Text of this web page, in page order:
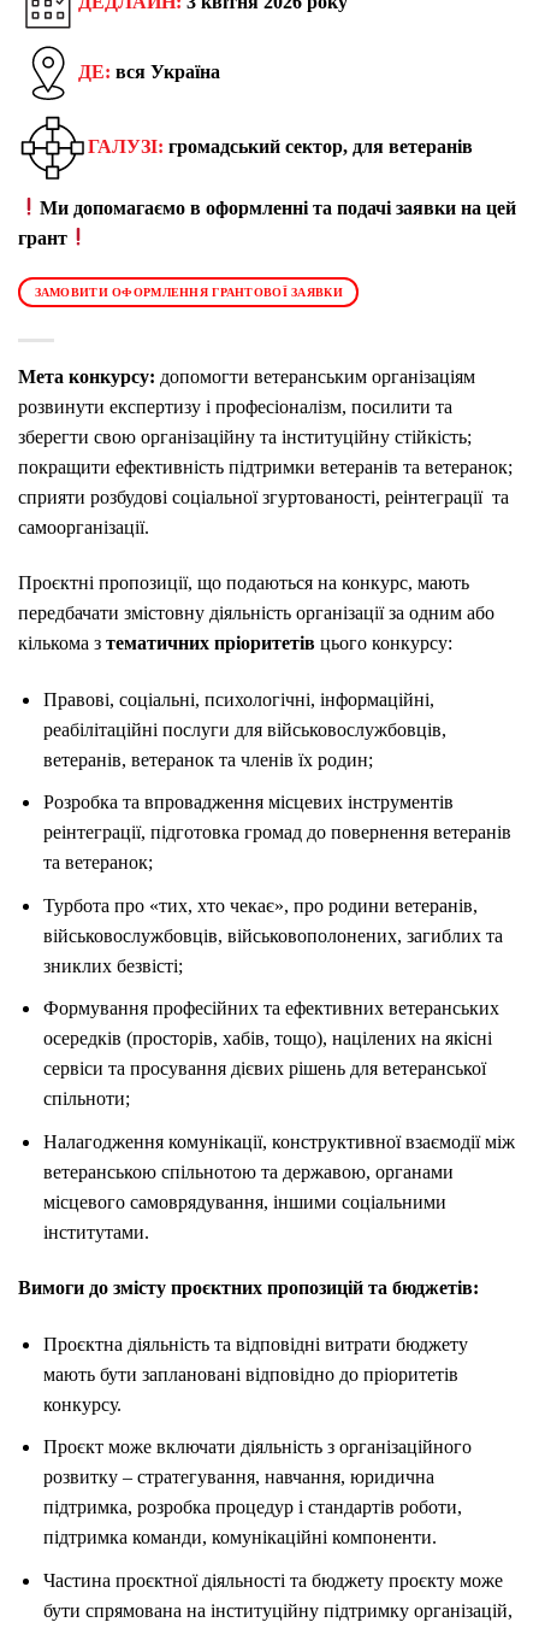
ДЕ: вся Україна
ГАЛУЗІ: громадський сектор, для ветеранів
Ми допомагаємо в оформленні та подачі заявки на цей
грант
ЗАМОВИТИ ОФОРМЛЕННЯ ГРАНТОВОЇ ЗАЯВКИ
Мета конкурсу: допомогти ветеранським організаціям
розвинути експертизу і професіоналізм, посилити та
зберегти свою організаційну та інституційну стійкість;
покращити ефективність підтримки ветеранів та ветеранок;
сприяти розбудові соціальної згуртованості, реінтеграції та
самоорганізації.
Проєктні пропозиції, що подаються на конкурс, мають
передбачати змістовну діяльність організації за одним або
кількома з тематичних пріоритетів цього конкурсу:
Правові, соціальні, психологічні, інформаційні,
реабілітаційні послуги для військовослужбовців,
ветеранів, ветеранок та членів їх родин;
Розробка та впровадження місцевих інструментів
реінтеграції, підготовка громад до повернення ветеранів
та ветеранок;
Турбота про «тих, хто чекає», про родини ветеранів,
військовослужбовців, військовополонених, загиблих та
зниклих безвісті;
Формування професійних та ефективних ветеранських
осередків (просторів, хабів, тощо), націлених на якісні
сервіси та просування дієвих рішень для ветеранської
спільноти;
Налагодження комунікації, конструктивної взаємодії між
ветеранською спільнотою та державою, органами
місцевого самоврядування, іншими соціальними
інститутами.
Вимоги до змісту проєктних пропозицій та бюджетів:
Проєктна діяльність та відповідні витрати бюджету
мають бути заплановані відповідно до пріоритетів
конкурсу.
Проєкт може включати діяльність з організаційного
розвитку – стратегування, навчання, юридична
підтримка, розробка процедур і стандартів роботи,
підтримка команди, комунікаційні компоненти.
Частина проєктної діяльності та бюджету проєкту може
бути спрямована на інституційну підтримку організацій,